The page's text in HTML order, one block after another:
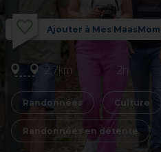
Ajouter à Mes
2,7km 2h
Randonnées Culture
Randonnées en détente